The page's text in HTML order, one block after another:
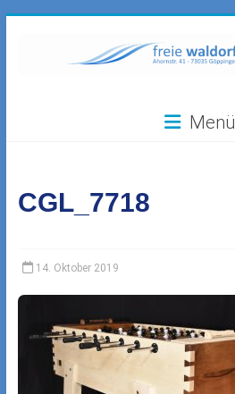
Waldorfschule
73035
Göppingen-
Ahornstr.
Menü
CGL_7718
14. Oktober 2019